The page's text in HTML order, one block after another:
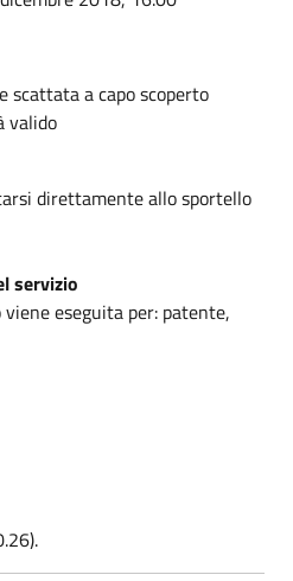
scattata a capo scoperto
valido
direttamente allo sportello
servizio
eseguita per: patente,